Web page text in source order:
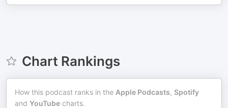
Chart Rankings
How this podcast ranks in the Apple Podcasts, Spotify
and YouTube charts.